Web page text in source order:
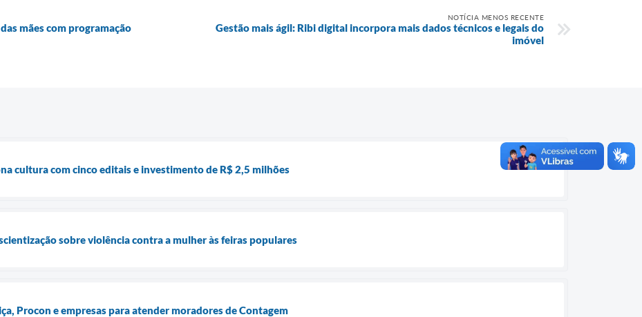
mães com programação
NOTÍCIA MENOS RECENTE
Gestão mais ágil: Ribi digital incorpora mais dados técnicos e legais do
imóvel
cultura com cinco editais e investimento de R$ 2,5 milhões
sobre violência contra a mulher às feiras populares
Procon e empresas para atender moradores de Contagem